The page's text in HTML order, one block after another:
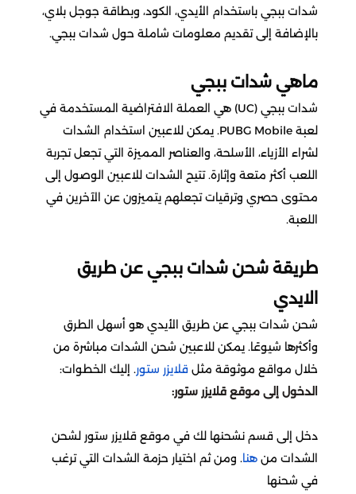
تقسيط يلا لودو
تقسيط هونكاي
تقسيط وايت اوت سرفايفل
تقسيط where winds meet
تقسيط جواكر
تقسيط ويذرنق ويفز
تقسيط ونس هيومن
تقسيط مارفل رايفلز
تقسيط كريستال أوف أتلان
اوفرواتش 2 Overwatch
EA play
كملنا
فري فاير
where winds meet
لوف اند ديب سبيس
ايدنتي في
اونر اوف كينقز
أيقي بارتي
اسواق التميمي
العثيم
مايسترو
امازون اماراتي
نايس ون
شكرا
ماكس max
سنتر بوينت
عبد الصمد القرشي
سكيتشرز
مكياجي
سبلاش
لايف ستايل
محمصة الرياض
اكسترا
الحداد
السيف غاليري
قصر الأواني
دبس dibs
سعد الدين
انوش
اني و داني
هاف مليون
بوستاني
خدمات
المسافر
فوكس
بيترومين
Airbnb
cleartrip
ساسكو
بدي ماسترز
المطار
شدات ببجي باستخدام الأيدي، الكود، وبطاقة جوجل بلاي،
بالإضافة إلى تقديم معلومات شاملة حول شدات ببجي.
ماهي شدات ببجي
شدات ببجي (UC) هي العملة الافتراضية المستخدمة في
لعبة PUBG Mobile. يمكن للاعبين استخدام الشدات
لشراء الأزياء، الأسلحة، والعناصر المميزة التي تجعل تجربة
اللعب أكثر متعة وإثارة. تتيح الشدات للاعبين الوصول إلى
محتوى حصري وترقيات تجعلهم يتميزون عن الآخرين في
اللعبة.
طريقة شحن شدات ببجي عن طريق
الايدي
شحن شدات ببجي عن طريق الأيدي هو أسهل الطرق
وأكثرها شيوعًا. يمكن للاعبين شحن الشدات مباشرة من
خلال مواقع موثوقة مثل قلايزر ستور. إليك الخطوات:
الدخول إلى موقع قلايزر ستور:
دخل إلى قسم نشحنها لك في موقع قلايزر ستور لشحن
الشدات من هنا. ومن ثم اختيار حزمة الشدات التي ترغب
في شحنها